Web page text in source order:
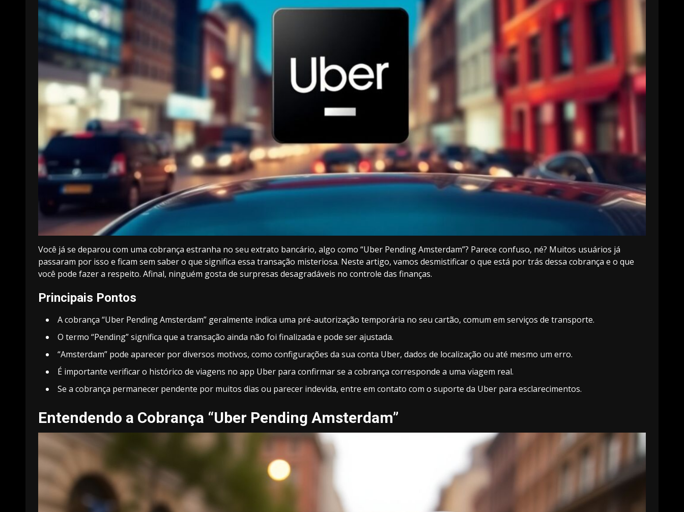
Você já se deparou com uma cobrança estranha no seu extrato bancário, algo como “Uber Pending Amsterdam”? Parece confuso, né? Muitos usuários já
passaram por isso e ficam sem saber o que significa essa transação misteriosa. Neste artigo, vamos desmistificar o que está por trás dessa cobrança e o que
você pode fazer a respeito. Afinal, ninguém gosta de surpresas desagradáveis no controle das finanças.
Principais Pontos
A cobrança “Uber Pending Amsterdam” geralmente indica uma pré-autorização temporária no seu cartão, comum em serviços de transporte.
O termo “Pending” significa que a transação ainda não foi finalizada e pode ser ajustada.
“Amsterdam” pode aparecer por diversos motivos, como configurações da sua conta Uber, dados de localização ou até mesmo um erro.
É importante verificar o histórico de viagens no app Uber para confirmar se a cobrança corresponde a uma viagem real.
Se a cobrança permanecer pendente por muitos dias ou parecer indevida, entre em contato com o suporte da Uber para esclarecimentos.
Entendendo a Cobrança “Uber Pending Amsterdam”